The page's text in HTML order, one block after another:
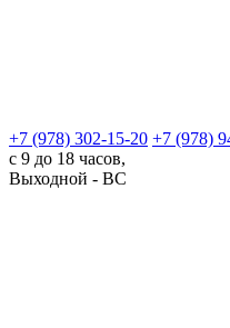
+7 (978) 302-15-20 +7 (978)
с 9 до 18 часов,
Выходной - ВС